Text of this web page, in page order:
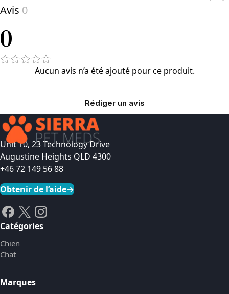
Avis 0
0
Aucun avis n’a été ajouté pour ce produit.
Rédiger un avis
Unit 10, 23 Technology Drive
Augustine Heights QLD 4300
+46 72 149 56 88
Obtenir de l’aide→
Catégories
Chien
Chat
Marques